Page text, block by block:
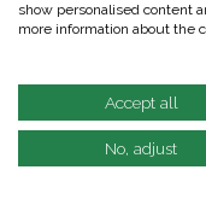
Tuetut
show personalised content
more information about the
Accept all
No, adjust